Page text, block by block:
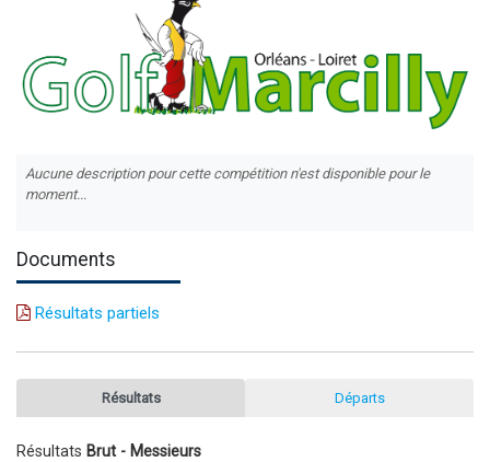
Aucune description pour cette compétition n'est disponible pour le
moment...
Documents
Résultats partiels
Résultats Départs
Résultats Brut - Messieurs